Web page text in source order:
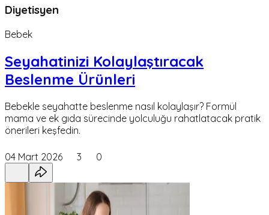
Diyetisyen
Bebek
Seyahatinizi Kolaylaştıracak
Beslenme Ürünleri
Bebekle seyahatte beslenme nasıl kolaylaşır? Formül
mama ve ek gıda sürecinde yolculuğu rahatlatacak pratik
önerileri keşfedin.
04 Mart 2026 3 0